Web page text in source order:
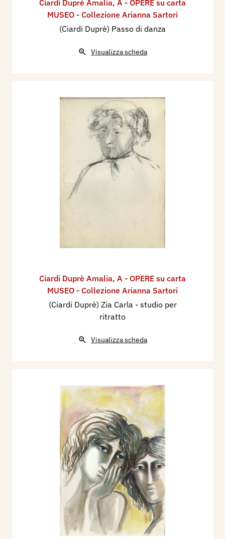
Ciardi Duprè Amalia, A - OPERE su carta
MUSEO - Collezione Arianna Sartori
(Ciardi Duprè) Passo di danza
Visualizza scheda
Ciardi Duprè Amalia, A - OPERE su carta
MUSEO - Collezione Arianna Sartori
(Ciardi Duprè) Zia Carla - studio per
ritratto
Visualizza scheda